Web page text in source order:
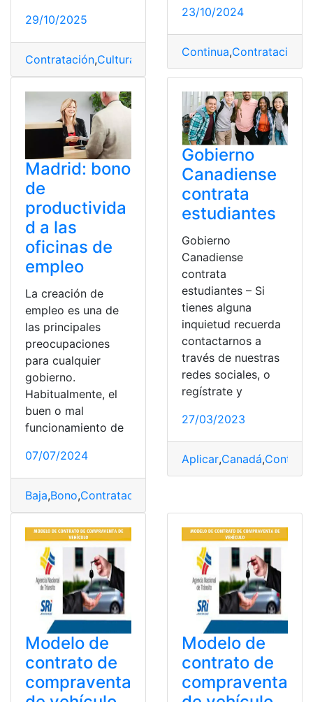
29/10/2025
Contratación,Cultura deporte,Educación,
23/10/2024
Continua,Contratación
Madrid: bono
de
productivida
d a las
oficinas de
empleo
La creación de
empleo es una de
las principales
preocupaciones
para cualquier
gobierno.
Habitualmente, el
buen o mal
funcionamiento de
07/07/2024
Baja,Bono,Contratación
Gobierno
Canadiense
contrata
estudiantes
Gobierno
Canadiense
contrata
estudiantes – Si
tienes alguna
inquietud recuerda
contactarnos a
través de nuestras
redes sociales, o
regístrate y
27/03/2023
Aplicar,Canadá,
Modelo de
contrato de
compraventa
Modelo de
contrato de
compraventa